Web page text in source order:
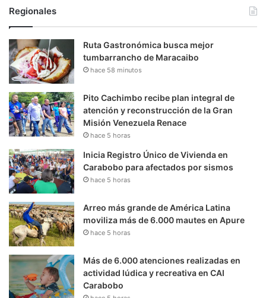
Regionales
Ruta Gastronómica busca mejor
tumbarrancho de Maracaibo
hace 58 minutos
Pito Cachimbo recibe plan integral de
atención y reconstrucción de la Gran
Misión Venezuela Renace
hace 5 horas
Inicia Registro Único de Vivienda en
Carabobo para afectados por sismos
hace 5 horas
Arreo más grande de América Latina
moviliza más de 6.000 mautes en Apure
hace 5 horas
Más de 6.000 atenciones realizadas en
actividad lúdica y recreativa en CAI
Carabobo